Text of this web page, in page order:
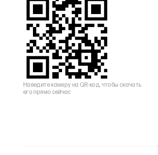
Наведите камеру на QR-код, чтобы скачать
его прямо сейчас